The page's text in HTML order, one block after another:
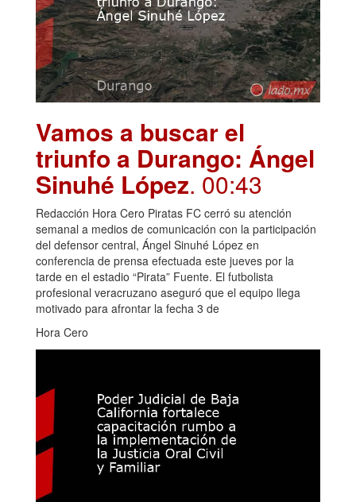
Vamos a buscar el
triunfo a Durango: Ángel
Sinuhé López. 00:43
Redacción Hora Cero Piratas FC cerró su atención
semanal a medios de comunicación con la participación
del defensor central, Ángel Sinuhé López en
conferencia de prensa efectuada este jueves por la
tarde en el estadio “Pirata” Fuente. El futbolista
profesional veracruzano aseguró que el equipo llega
motivado para afrontar la fecha 3 de
Hora Cero